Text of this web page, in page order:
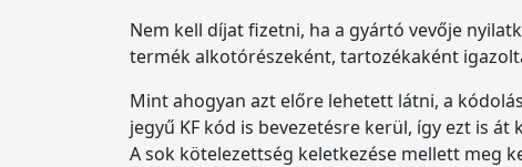
Nem kell díjat fizetni, ha a gyártó vevője
termék alkotórészeként, tartozékaként
Mint ahogyan azt előre lehetett látni, a
jegyű KF kód is bevezetésre kerül, így ezt is
A sok kötelezettség keletkezése mellett meg